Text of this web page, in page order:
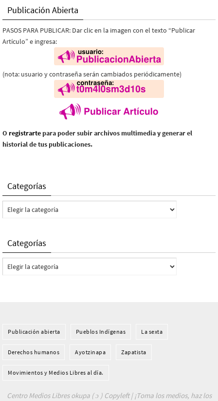
Publicación Abierta
PASOS PARA PUBLICAR: Dar clic en la imagen con el texto “Publicar
Artículo” e ingresa:
(nota: usuario y contraseña serán cambiados periódicamente)
O registrarte para poder subir archivos multimedia y generar el
historial de tus publicaciones.
Categorías
Categorías
Categorías
Categorías
Publicación abierta Pueblos Indí­genas La sexta
Derechos humanos Ayotzinapa Zapatista
Movimientos y Medios Libres al día.
Centro Medios Libres okupa ( ɔ ) Copyleft | ¡Toma los medios, haz los